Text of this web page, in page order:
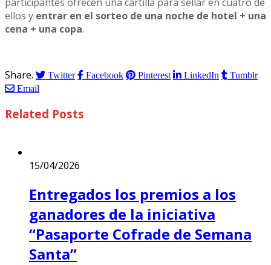
ellos y entrar en el sorteo de una noche de hotel + una
cena + una copa.
Share. Twitter Facebook Pinterest LinkedIn
Tumblr
Email
Related Posts
15/04/2026
Entregados los premios a los
ganadores de la iniciativa
“Pasaporte Cofrade de Semana
Santa”